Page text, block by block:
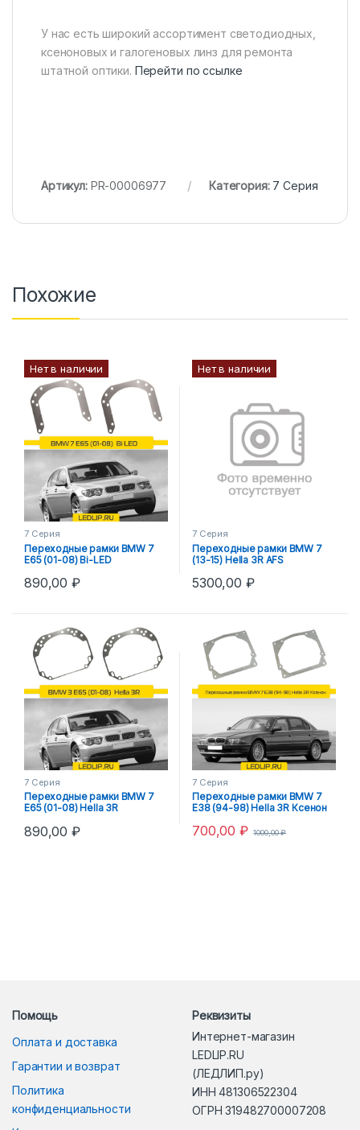
У нас есть широкий ассортимент светодиодных,
ксеноновых и галогеновых линз для ремонта
штатной оптики. Перейти по ссылке
Артикул: PR-00006977 Категория: 7 Серия
Похожие
Нет в наличии
7 Серия
Переходные рамки BMW 7
E65 (01-08) Bi-LED
890,00₽
Нет в наличии
7 Серия
Переходные рамки BMW 7
(13-15) Hella 3R AFS
5300,00 ₽
7 Серия
Переходные рамки BMW 7
E65 (01-08) Hella 3R
890,00₽
7 Серия
Переходные рамки BMW 7
E38 (94-98) Hella 3R Ксенон
700,00₽ 1000,00₽
Помощь
Оплата и доставка
Гарантии и возврат
Политика
конфиденциальности
Реквизиты
Интернет-магазин
LEDLIP.RU
(ЛЕДЛИП.ру)
ИНН 481306522304
ОГРН 319482700007208